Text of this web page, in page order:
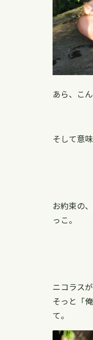
あら、こ
そして意
お約束の
っこ。
ニコラス
そっと「
て。